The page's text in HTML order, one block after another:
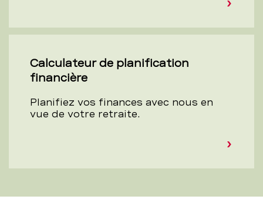
Calculateur de planification
financière
Planifiez vos finances avec nous en
vue de votre retraite.